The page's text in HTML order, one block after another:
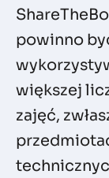
powinno
większej
zajęć,